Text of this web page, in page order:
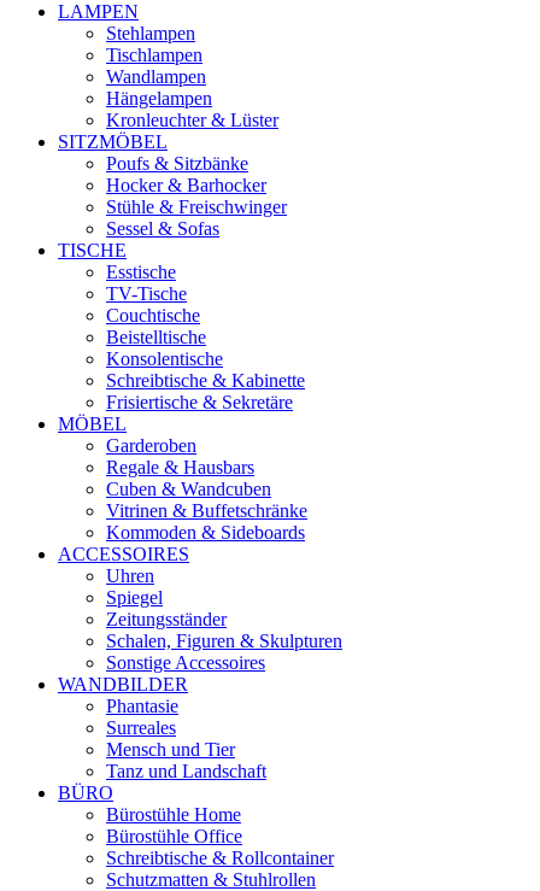
LAMPEN
Stehlampen
Tischlampen
Wandlampen
Hängelampen
Kronleuchter & Lüster
SITZMÖBEL
Poufs & Sitzbänke
Hocker & Barhocker
Stühle & Freischwinger
Sessel & Sofas
TISCHE
Esstische
TV-Tische
Couchtische
Beistelltische
Konsolentische
Schreibtische & Kabinette
Frisiertische & Sekretäre
MÖBEL
Garderoben
Regale & Hausbars
Cuben & Wandcuben
Vitrinen & Buffetschränke
Kommoden & Sideboards
ACCESSOIRES
Uhren
Spiegel
Zeitungsständer
Schalen, Figuren & Skulpturen
Sonstige Accessoires
WANDBILDER
Phantasie
Surreales
Mensch und Tier
Tanz und Landschaft
BÜRO
Bürostühle Home
Bürostühle Office
Schreibtische & Rollcontainer
Schutzmatten & Stuhlrollen